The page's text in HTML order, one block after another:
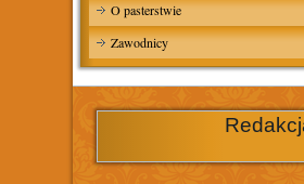
O pasterstwie
Zawodnicy